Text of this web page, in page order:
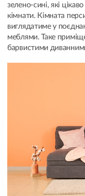
зелено-сині, які
кімнати. Кімната
виглядатиме у
меблями. Таке
барвистими